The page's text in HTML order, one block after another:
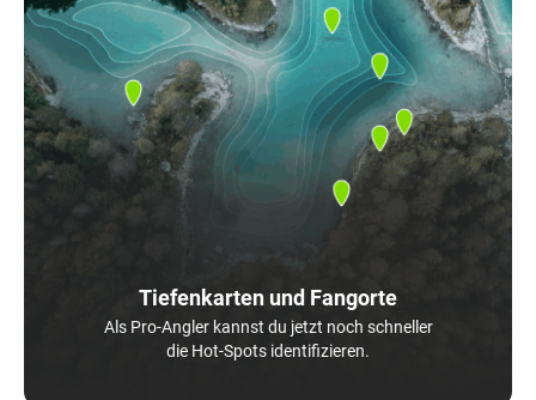
Tiefenkarten und Fangorte
Als Pro-Angler kannst du jetzt noch schneller
die Hot-Spots identifizieren.